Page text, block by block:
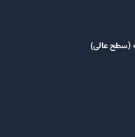
(سطح عالی)